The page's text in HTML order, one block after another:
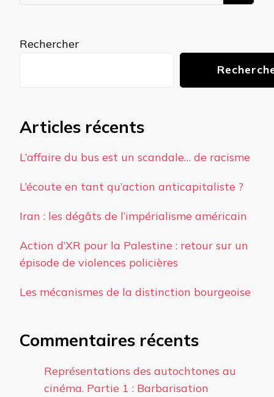
Rechercher
Articles récents
L’affaire du bus est un scandale… de racisme
L’écoute en tant qu’action anticapitaliste ?
Iran : les dégâts de l’impérialisme américain
Action d’XR pour la Palestine : retour sur un
épisode de violences policières
Les mécanismes de la distinction bourgeoise
Commentaires récents
Représentations des autochtones au
cinéma. Partie 1 : Barbarisation